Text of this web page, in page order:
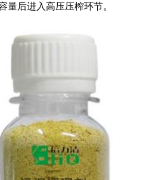
量后进入高压压榨环节。